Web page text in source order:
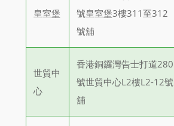
皇室堡
號皇室堡3樓311至312
號舖
世貿中
心
香港銅鑼灣告士打道280
號世貿中心L2樓L2-12號
舖